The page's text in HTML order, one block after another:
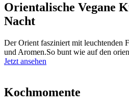
Orientalische Vegane
Nacht
Der Orient fasziniert mit leuchtenden
und Aromen.So bunt wie auf den
Jetzt ansehen
Kochmomente